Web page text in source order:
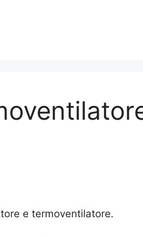
e termoventilatore.